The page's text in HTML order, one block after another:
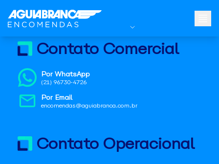
Contato Comercial
Por WhatsApp
(21) 96730-4726
Por Email
encomendas@aguiabranca.com.br
Contato Operacional